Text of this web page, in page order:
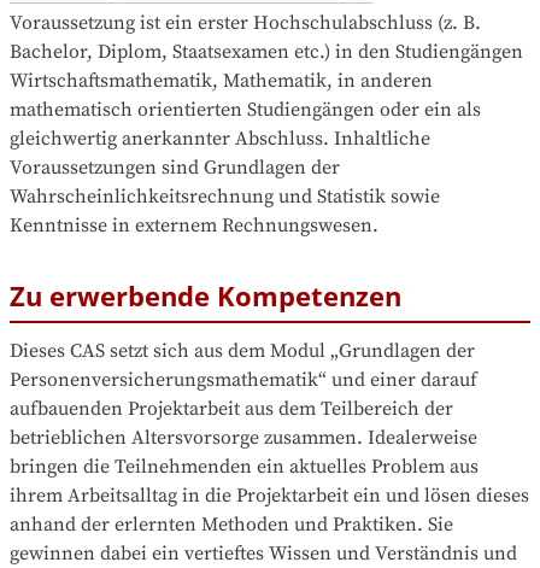
Voraussetzung ist ein erster Hochschulabschluss (z. B.
Bachelor, Diplom, Staatsexamen etc.) in den Studiengängen
Wirtschaftsmathematik, Mathematik, in anderen
mathematisch orientierten Studiengängen oder ein als
gleichwertig anerkannter Abschluss. Inhaltliche
Voraussetzungen sind Grundlagen der
Wahrscheinlichkeitsrechnung und Statistik sowie
Kenntnisse in externem Rechnungswesen.
Zu erwerbende Kompetenzen
Dieses CAS setzt sich aus dem Modul „Grundlagen der
Personenversicherungsmathematik“ und einer darauf
aufbauenden Projektarbeit aus dem Teilbereich der
betrieblichen Altersvorsorge zusammen. Idealerweise
bringen die Teilnehmenden ein aktuelles Problem aus
ihrem Arbeitsalltag in die Projektarbeit ein und lösen dieses
anhand der erlernten Methoden und Praktiken. Sie
gewinnen dabei ein vertieftes Wissen und Verständnis und